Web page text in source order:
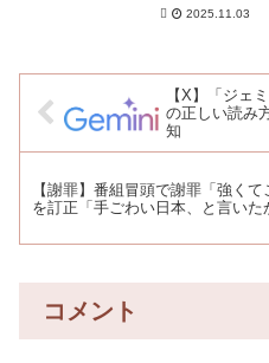
2025.11.03
【X】「ジェ
の正しい読み
知
【謝罪】番組冒頭で謝罪「強くて
を訂正「手ごわい日本、と言いた
コメント